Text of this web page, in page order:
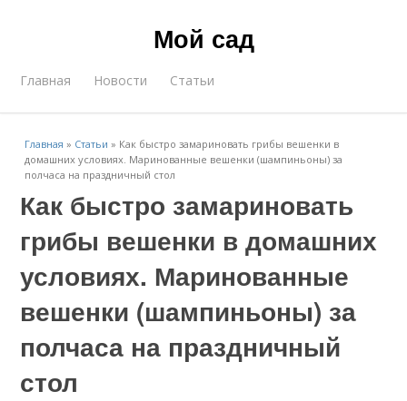
Мой сад
Главная Новости Статьи
Главная » Статьи » Как быстро замариновать грибы вешенки в
домашних условиях. Маринованные вешенки (шампиньоны) за
полчаса на праздничный стол
Как быстро замариновать
грибы вешенки в домашних
условиях. Маринованные
вешенки (шампиньоны) за
полчаса на праздничный
стол